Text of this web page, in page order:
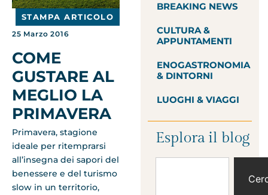
STAMPA ARTICOLO
25 Marzo 2016
COME
GUSTARE AL
MEGLIO LA
PRIMAVERA
Primavera, stagione
ideale per ritemprarsi
all’insegna dei sapori del
benessere e del turismo
slow in un territorio,
BREAKING NEWS
CULTURA &
APPUNTAMENTI
ENOGASTRONOMIA
& DINTORNI
LUOGHI & VIAGGI
Esplora il blog